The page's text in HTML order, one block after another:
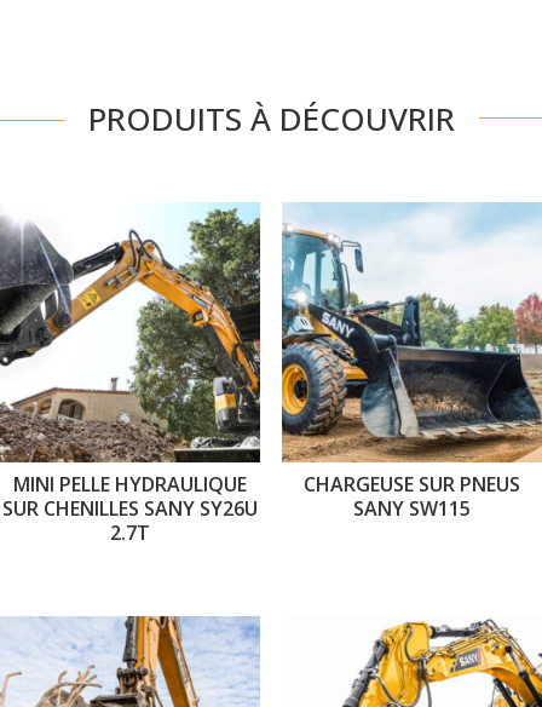
PRODUITS À DÉCOUVRIR
MINI PELLE HYDRAULIQUE
SUR CHENILLES SANY SY26U
2.7T
CHARGEUSE SUR PNEUS
SANY SW115